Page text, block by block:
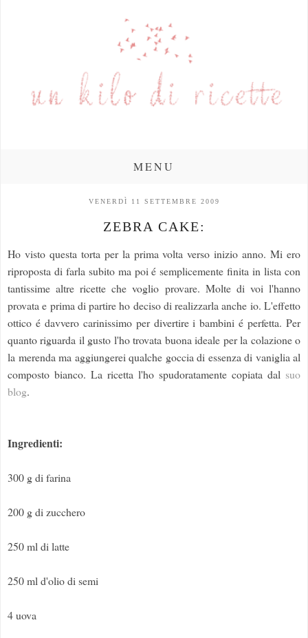
MENU
VENERDÌ 11 SETTEMBRE 2009
ZEBRA CAKE:
Ho visto questa torta per la prima volta verso inizio anno. Mi ero
riproposta di farla subito ma poi é semplicemente finita in lista con
tantissime altre ricette che voglio provare. Molte di voi l'hanno
provata e prima di partire ho deciso di realizzarla anche io. L'effetto
ottico é davvero carinissimo per divertire i bambini é perfetta. Per
quanto riguarda il gusto l'ho trovata buona ideale per la colazione o
la merenda ma aggiungerei qualche goccia di essenza di vaniglia al
composto bianco. La ricetta l'ho spudoratamente copiata dal suo
blog.
Ingredienti:
300 g di farina
200 g di zucchero
250 ml di latte
250 ml d'olio di semi
4 uova